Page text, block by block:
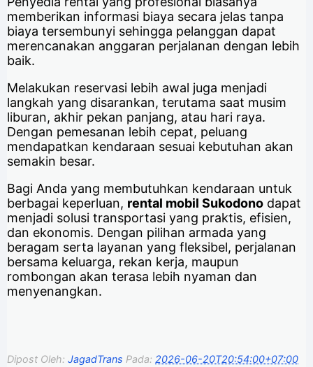
memberikan informasi biaya secara jelas tanpa
biaya tersembunyi sehingga pelanggan dapat
merencanakan anggaran perjalanan dengan lebih
baik.
Melakukan reservasi lebih awal juga menjadi
langkah yang disarankan, terutama saat musim
liburan, akhir pekan panjang, atau hari raya.
Dengan pemesanan lebih cepat, peluang
mendapatkan kendaraan sesuai kebutuhan akan
semakin besar.
Bagi Anda yang membutuhkan kendaraan untuk
berbagai keperluan, rental mobil Sukodono dapat
menjadi solusi transportasi yang praktis, efisien,
dan ekonomis. Dengan pilihan armada yang
beragam serta layanan yang fleksibel, perjalanan
bersama keluarga, rekan kerja, maupun
rombongan akan terasa lebih nyaman dan
menyenangkan.
Dipost Oleh: JagadTrans Pada: 2026-06-20T20:54:00+07:00